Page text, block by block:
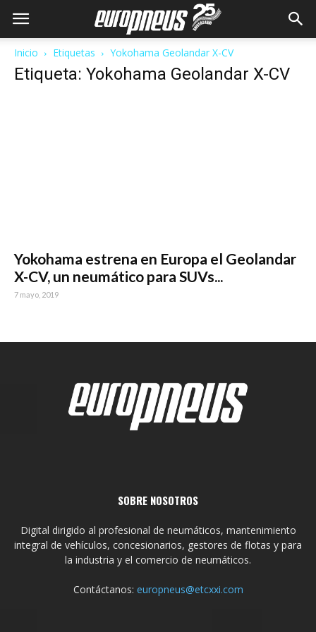
Inicio Etiquetas Yokohama Geolandar X-CV
Etiqueta: Yokohama Geolandar X-CV
Yokohama estrena en Europa el Geolandar
X-CV, un neumático para SUVs...
7 mayo, 2019
SOBRE NOSOTROS
Digital dirigido al profesional de neumáticos, mantenimiento
integral de vehículos, concesionarios, gestores de flotas y para
la industria y el comercio de neumáticos.
Contáctanos: europneus@etcxxi.com